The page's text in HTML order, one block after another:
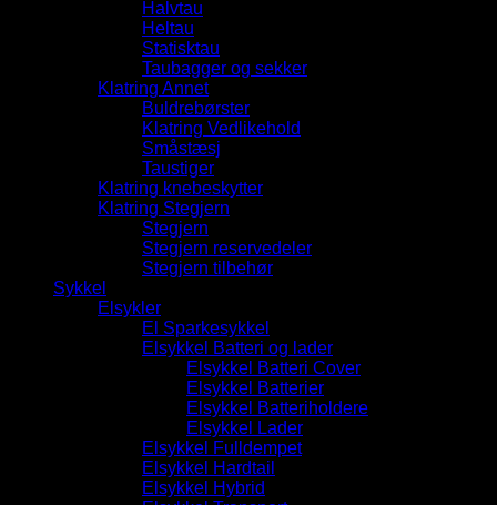
Halvtau
Heltau
Statisktau
Taubagger og sekker
Klatring Annet
Buldrebørster
Klatring Vedlikehold
Småstæsj
Taustiger
Klatring knebeskytter
Klatring Stegjern
Stegjern
Stegjern reservedeler
Stegjern tilbehør
Sykkel
Elsykler
El Sparkesykkel
Elsykkel Batteri og lader
Elsykkel Batteri Cover
Elsykkel Batterier
Elsykkel Batteriholdere
Elsykkel Lader
Elsykkel Fulldempet
Elsykkel Hardtail
Elsykkel Hybrid